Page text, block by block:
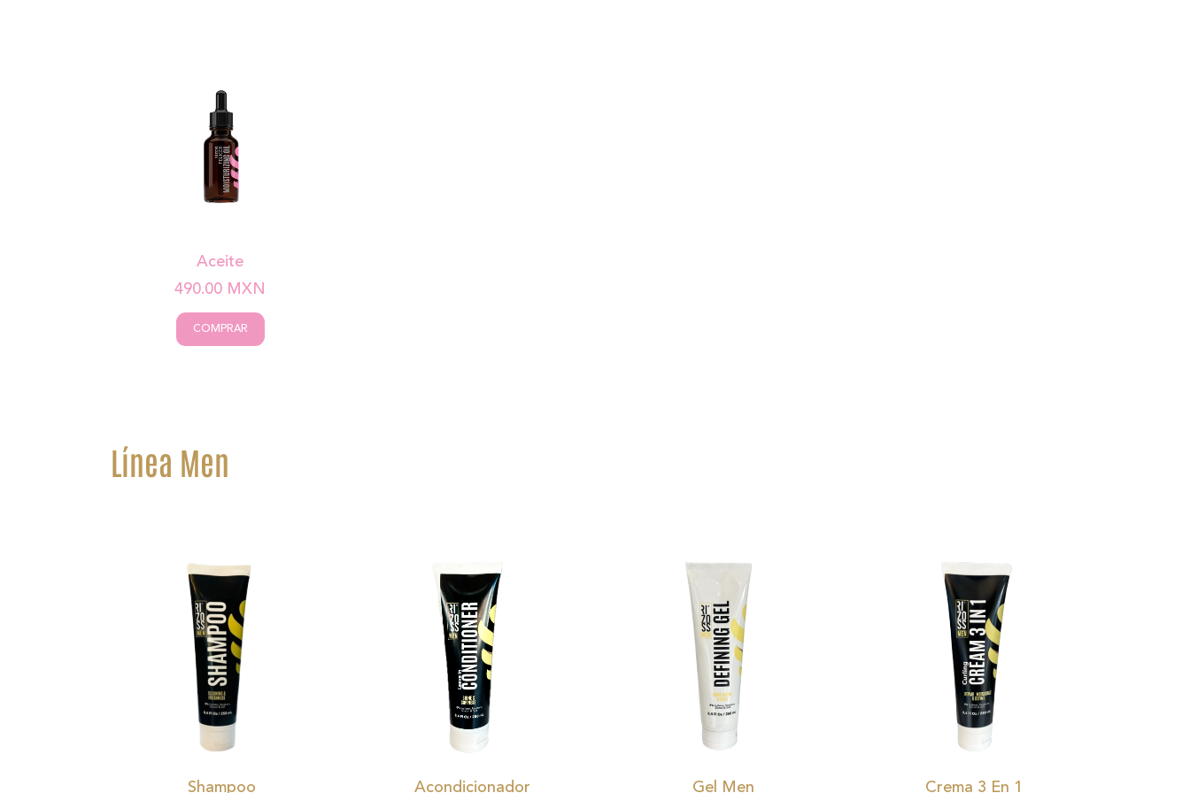
Aceite
490.00 MXN
COMPRAR
Línea Men
Shampoo Acondicionador Gel Men Crema 3 En 1